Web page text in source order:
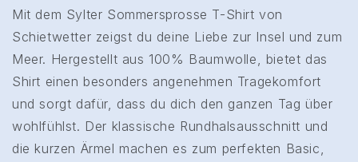
Mit dem Sylter Sommersprosse T-Shirt von
Schietwetter zeigst du deine Liebe zur Insel und zum
Meer. Hergestellt aus 100% Baumwolle, bietet das
Shirt einen besonders angenehmen Tragekomfort
und sorgt dafür, dass du dich den ganzen Tag über
wohlfühlst. Der klassische Rundhalsausschnitt und
die kurzen Ärmel machen es zum perfekten Basic,